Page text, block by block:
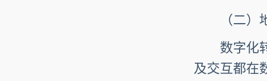
（二）地
数字化转
及交互都在